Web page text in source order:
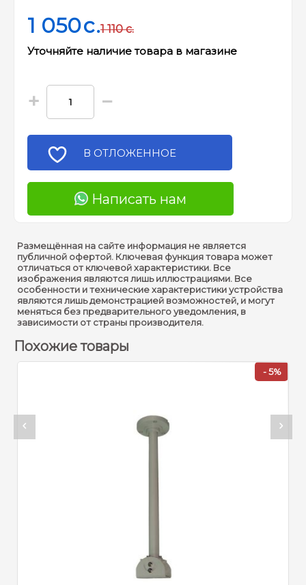
1 050c.
Уточняйте наличие товара в магазине
1 110 c.
+ −
В ОТЛОЖЕННОЕ
Написать нам
Размещённая на сайте информация не является
публичной офертой. Ключевая функция товара может
отличаться от ключевой характеристики. Все
изображения являются лишь иллюстрациями. Все
особенности и технические характеристики устройства
являются лишь демонстрацией возможностей, и могут
меняться без предварительного уведомления, в
зависимости от страны производителя.
Похожие товары
- 5%